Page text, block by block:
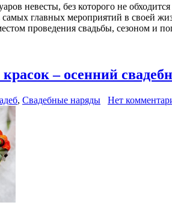
невесты, без которого не
главных мероприятий в своей
проведения свадьбы, сезоном и
– осенний
, Свадебные наряды Нет